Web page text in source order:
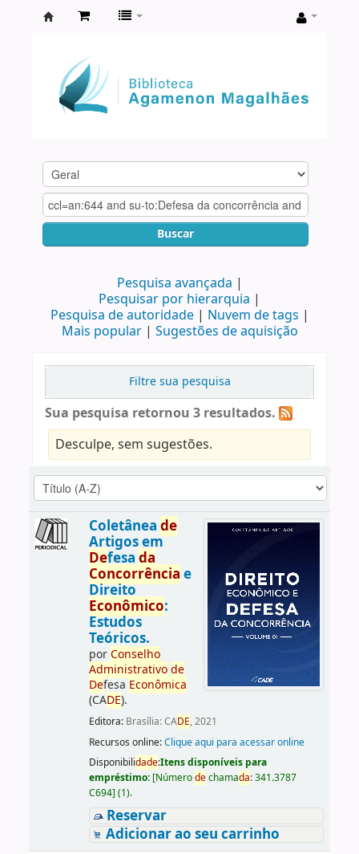
Agamenon
Magalhães
Buscar
Pesquisa avançada
Pesquisar por hierarquia
Pesquisa de autoridade
Nuvem de tags
Mais popular
Sugestões de aquisição
Filtre sua pesquisa
Sua pesquisa retornou 3 resultados.
Desculpe, sem sugestões.
Coletânea de
Artigos em
Defesa da
Concorrência e
Direito
Econômico:
Estudos
Teóricos.
porConselho
Administrativo de
Defesa Econômica
(CADE).
Editora: Brasília: CADE, 2021
Recursos online:Clique aqui para acessar online
Disponibilidade:Itens disponíveis para
empréstimo: [Númerodechamada:341.3787
C694] (1).
Reservar
Adicionar ao seu carrinho